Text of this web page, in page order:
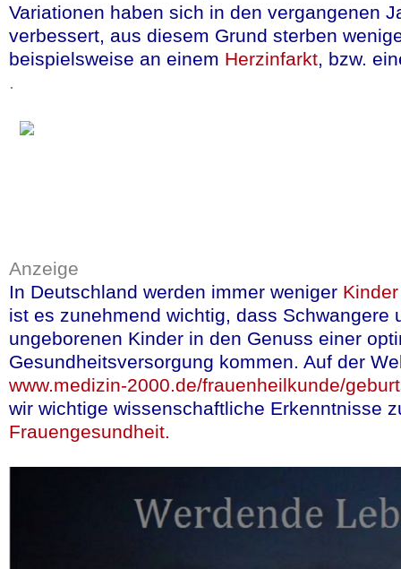
Nase zuhalten
Knoblauch ist ein
und die meisten
dass diese
Knoblauch, Olivenöl
Menschen im
was über das
Variationen haben sich in den vergangenen
verbessert, aus diesem Grund sterben
beispielsweise an einem Herzinfarkt, bzw.
.
Anzeige
In Deutschland werden immer weniger Kinder
ist es zunehmend wichtig, dass Schwangere
ungeborenen Kinder in den Genuss einer
Gesundheitsversorgung kommen. Auf der
www.medizin-2000.de/frauenheilkunde/
wir wichtige wissenschaftliche Erkenntnisse
Frauengesundheit.